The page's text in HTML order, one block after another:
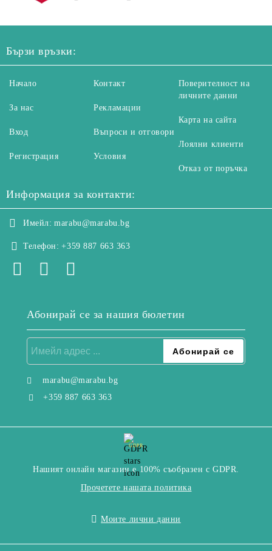
Бързи връзки:
Начало
За нас
Вход
Регистрация
Контакт
Рекламации
Въпроси и отговори
Условия
Поверителност на
личните данни
Карта на сайта
Лоялни клиенти
Отказ от поръчка
Информация за контакти:
Имейл: marabu@marabu.bg
Телефон: +359 887 663 363
Абонирай се за нашия бюлетин
marabu@marabu.bg
+359 887 663 363
GDPR
Нашият онлайн магазин е 100% съобразен с GDPR.
Прочетете нашата политика
Моите лични данни